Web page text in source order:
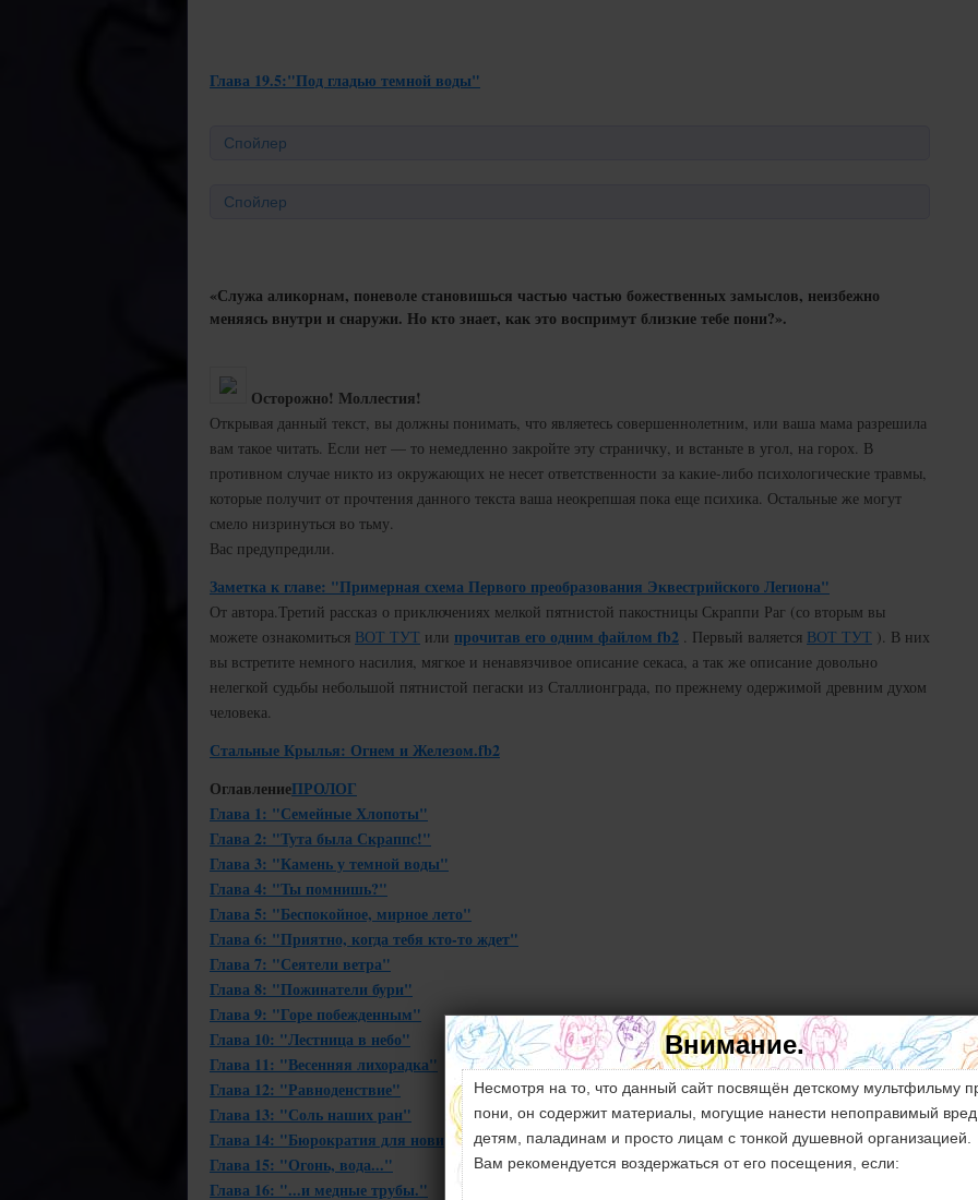
Глава 19.5:"Под гладью темной воды"
Спойлер
Спойлер
«Служа аликорнам, поневоле становишься частью частью божественных замыслов, неизбежно
меняясь внутри и снаружи. Но кто знает, как это воспримут близкие тебе пони?».
Осторожно! Моллестия!
Открывая данный текст, вы должны понимать, что являетесь совершеннолетним, или ваша мама разрешила
вам такое читать. Если нет — то немедленно закройте эту страничку, и встаньте в угол, на горох. В
противном случае никто из окружающих не несет ответственности за какие-либо психологические травмы,
которые получит от прочтения данного текста ваша неокрепшая пока еще психика. Остальные же могут
смело низринуться во тьму.
Вас предупредили.
Заметка к главе: "Примерная схема Первого преобразования Эквестрийского Легиона"
От автора. Третий рассказ о приключениях мелкой пятнистой пакостницы Скраппи Раг (со вторым вы
можете ознакомиться ВОТ ТУТ или прочитав его одним файлом fb2 . Первый валяется ВОТ ТУТ ). В них
вы встретите немного насилия, мягкое и ненавязчивое описание секаса, а так же описание довольно
нелегкой судьбы небольшой пятнистой пегаски из Сталлионграда, по прежнему одержимой древним духом
человека.
Стальные Крылья: Огнем и Железом.fb2
ОглавлениеПРОЛОГ
Глава 1: "Семейные Хлопоты"
Глава 2: "Тута была Скраппс!"
Глава 3: "Камень у темной воды"
Глава 4: "Ты помнишь?"
Глава 5: "Беспокойное, мирное лето"
Глава 6: "Приятно, когда тебя кто-то ждет"
Глава 7: "Сеятели ветра"
Глава 8: "Пожинатели бури"
Глава 9: "Горе побежденным"
Глава 10: "Лестница в небо"
Глава 11: "Весенняя лихорадка"
Глава 12: "Равноденствие"
Глава 13: "Соль наших ран"
Глава 14: "Бюрократия для новичков"
Глава 15: "Огонь, вода..."
Глава 16: "...и медные трубы."
Внимание.
Несмотря на то, что данный сайт посвящён детскому мультфильму
пони, он содержит материалы, могущие нанести непоправимый вред
детям, паладинам и просто лицам с тонкой душевной организацией.
Вам рекомендуется воздержаться от его посещения, если: